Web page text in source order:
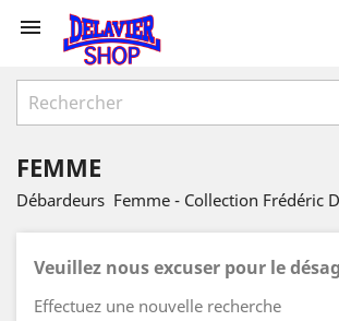

FEMME
Débardeurs Femme - Collection Frédéric
Veuillez nous excuser pour le
Effectuez une nouvelle recherche